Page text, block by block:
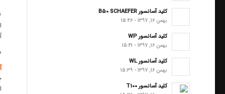
۶ دلیل
کلید آسانسور B50 SCHAEFER
بهمن 16, 1397 - 15:46
کلید آسانسور WP
بهمن 16, 1397 - 15:41
کلید آسانسور WL
بهمن 16, 1397 - 15:39
کلید آسانسور T100